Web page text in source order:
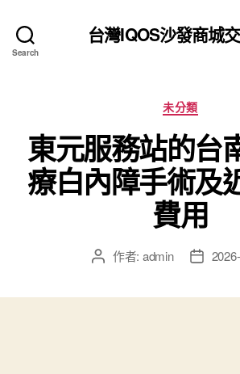
Search
台灣IQOS沙發商城
分
類
未分類
東元服務站的台
療白內障手術及
費用
文 作者: admin
文